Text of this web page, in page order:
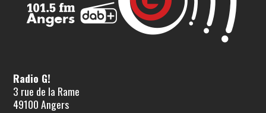
Radio G!
3 rue de la Rame
49100 Angers